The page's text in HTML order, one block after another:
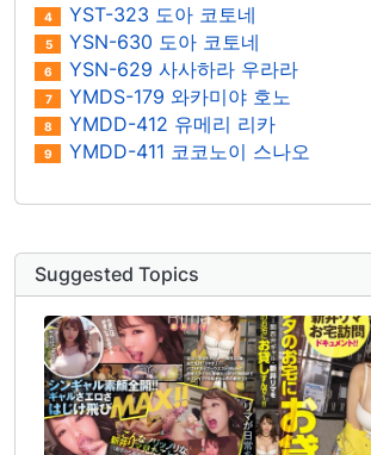
4 YST-323 도아 코토네
5 YSN-630 도아 코토네
6 YSN-629 사사하라 우라라
7 YMDS-179 와카미야 호노
8 YMDD-412 유메리 리카
9 YMDD-411 코코노이 스나오
Suggested Topics